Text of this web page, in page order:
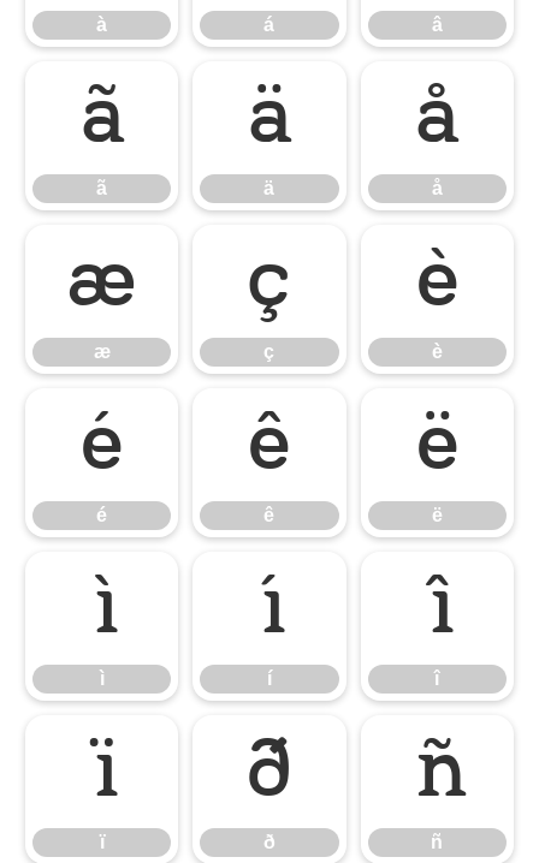
à á â
ã
ã
ä
ä
å
å
æ
æ
ç
ç
è
è
é
é
ê
ê
ë
ë
ì
ì
í
í
î
î
ï
ï
ð
ð
ñ
ñ